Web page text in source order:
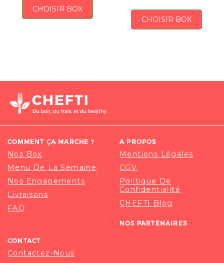
CHOISIR BOX
CHOISIR BOX
COMMENT ÇA MARCHE ?
Nos Box
Menu De La Semaine
Nos Engagements
Livraisons
FAQ
A PROPOS
Mentions Légales
CGV
Politique De
Confidentialité
CHEFTI Blog
NOS PARTENAIRES
CONTACT
Contactez-Nous